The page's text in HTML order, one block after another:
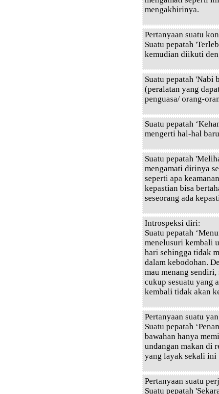
mengakhirinya.
Pertanyaan suatu
Suatu pepatah
kemudian diikuti
Suatu pepatah 'Nabi
(peralatan yang
penguasa/ orang-
Suatu pepatah
mengerti hal-hal
Suatu pepatah
mengamati dirinya
seperti apa
kepastian bisa
seseorang ada
Introspeksi diri:
Suatu pepatah
menelusuri kembali
hari sehingga tidak
dalam kebodohan.
mau menang
cukup sesuatu yang
kembali tidak akan
Pertanyaan suatu
Suatu pepatah
bawahan hanya
undangan makan di
yang layak sekali ini
Pertanyaan suatu
Suatu pepatah